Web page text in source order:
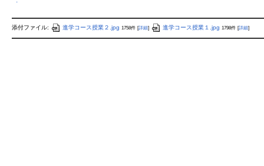
添付ファイル: 進学コース授業２.jpg 1758件 [詳細] 進学コース授業１.jpg 1798件 [詳細]